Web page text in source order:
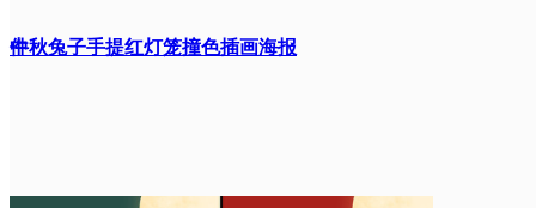
件
中秋兔子手提红灯笼撞色插画海报